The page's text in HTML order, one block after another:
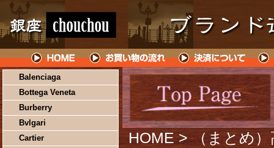
Balenciaga
Bottega Veneta
Burberry
Bvlgari
Cartier
HOME > （まとめ